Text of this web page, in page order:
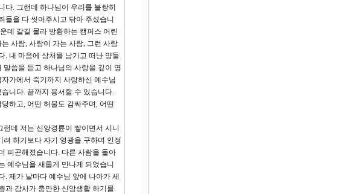
. 그런데 하나님이 우리를 불쌍히
을 다 씻어주시고 닦아 주셨습니
데 갈길 몰라 방황하는 캠퍼스 어린
사람, 사랑이 가는 사람, 그런 사람
. 내 마음에 상처를 남기고 떠난 양들
씀을 듣고 하나님의 사랑을 깊이 영
가에서 죽기까지 사랑하신 예수님
니다. 끝까지 용서할 수 있습니다.
하고, 어떤 허물도 감싸주며, 어떤
데 저는 신앙경륜이 쌓이면서 시니
하기보다 자기 영광을 구하며 인정
피곤해졌습니다. 다른 사람을 돌아
예수님을 새롭게 만나게 되었습니
제가 날마다 예수님 앞에 나아가 세
과 감사가 충만한 신앙생활 하기를